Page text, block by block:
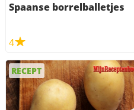
Spaanse borrelballetjes
4
RECEPT